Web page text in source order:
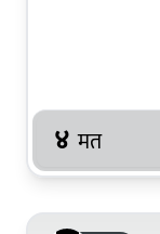
४ मत